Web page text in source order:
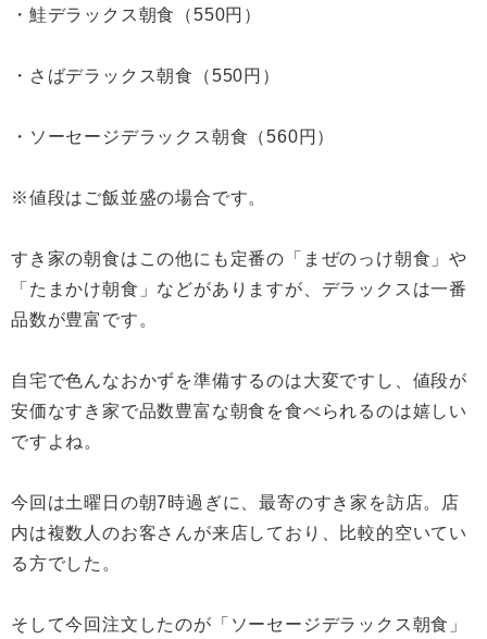
・鮭デラックス朝食（550円）
・さばデラックス朝食（550円）
・ソーセージデラックス朝食（560円）
※値段はご飯並盛の場合です。
すき家の朝食はこの他にも定番の「まぜのっけ朝食」や
「たまかけ朝食」などがありますが、デラックスは一番
品数が豊富です。
自宅で色んなおかずを準備するのは大変ですし、値段が
安価なすき家で品数豊富な朝食を食べられるのは嬉しい
ですよね。
今回は土曜日の朝7時過ぎに、最寄のすき家を訪店。店
内は複数人のお客さんが来店しており、比較的空いてい
る方でした。
そして今回注文したのが「ソーセージデラックス朝食」